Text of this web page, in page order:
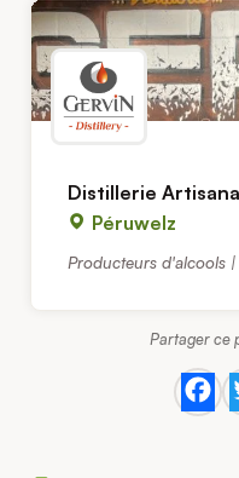
Distillerie
Péruwelz
Producteurs d'alcools |
Partager ce